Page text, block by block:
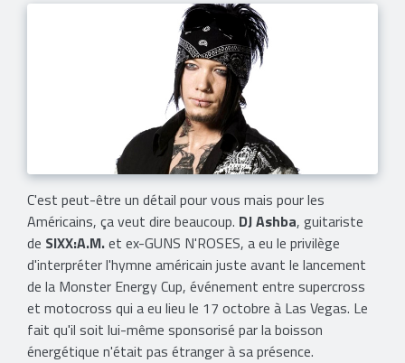
C'est peut-être un détail pour vous mais pour les
Américains, ça veut dire beaucoup. DJ Ashba, guitariste
de SIXX:A.M.et ex-GUNS N'ROSES, a eu le privilège
d'interpréter l'hymne américain juste avant le lancement
de la Monster Energy Cup, événement entre supercross
et motocross qui a eu lieu le 17 octobre à Las Vegas. Le
fait qu'il soit lui-même sponsorisé par la boisson
énergétique n'était pas étranger à sa présence.